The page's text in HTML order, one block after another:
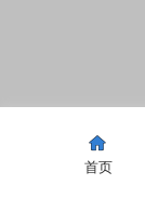
首页